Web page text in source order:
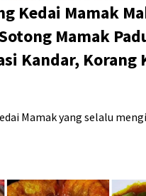
Kedai Mamak
Mamak
Kandar, Korang
Mamak yang selalu